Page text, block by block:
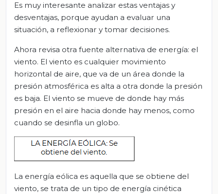
Es muy interesante analizar estas ventajas y
desventajas, porque ayudan a evaluar una
situación, a reflexionar y tomar decisiones.
Ahora revisa otra fuente alternativa de energía: el
viento. El viento es cualquier movimiento
horizontal de aire, que va de un área donde la
presión atmosférica es alta a otra donde la presión
es baja. El viento se mueve de donde hay más
presión en el aire hacia donde hay menos, como
cuando se desinfla un globo.
La energía eólica es aquella que se obtiene del
viento, se trata de un tipo de energía cinética